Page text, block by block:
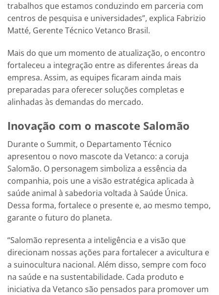
trabalhos que estamos conduzindo em parceria com
centros de pesquisa e universidades”, explica Fabrizio
Matté, Gerente Técnico Vetanco Brasil.
Mais do que um momento de atualização, o encontro
fortaleceu a integração entre as diferentes áreas da
empresa. Assim, as equipes ficaram ainda mais
preparadas para oferecer soluções completas e
alinhadas às demandas do mercado.
Inovação com o mascote Salomão
Durante o Summit, o Departamento Técnico
apresentou o novo mascote da Vetanco: a coruja
Salomão. O personagem simboliza a essência da
companhia, pois une a visão estratégica aplicada à
saúde animal à sabedoria voltada à Saúde Única.
Dessa forma, fortalece o presente e, ao mesmo tempo,
garante o futuro do planeta.
“Salomão representa a inteligência e a visão que
direcionam nossas ações para fortalecer a avicultura e
a suinocultura nacional. Além disso, sempre com foco
na saúde e na sustentabilidade. Cada produto e
iniciativa da Vetanco são pensados para promover um